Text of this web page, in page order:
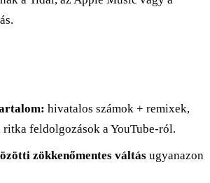
hivatalos számok + remixek,
feldolgozások a YouTube-ról.
zökkenőmentes váltás ugyanazon